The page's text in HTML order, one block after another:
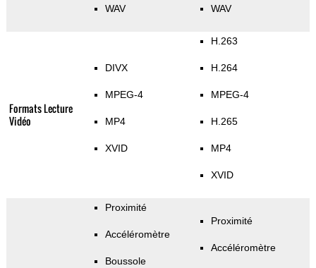
WAV WAV
Formats Lecture
Vidéo
DIVX
MPEG-4
MP4
XVID
H.263
H.264
MPEG-4
H.265
MP4
XVID
Proximité
Accéléromètre
Boussole
Proximité
Accéléromètre